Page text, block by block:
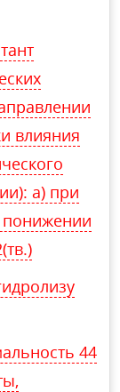
влияния
а) при
44